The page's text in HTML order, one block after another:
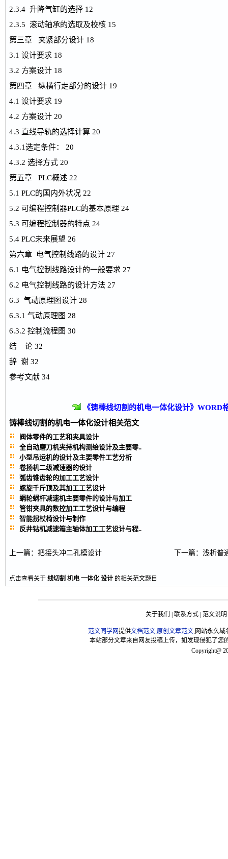
2.3.4 升降气缸的选择 12
2.3.5 滚动轴承的选取及校核 15
第三章 夹紧部分设计 18
3.1 设计要求 18
3.2 方案设计 18
第四章 纵横行走部分的设计 19
4.1 设计要求 19
4.2 方案设计 20
4.3 直线导轨的选择计算 20
4.3.1选定条件： 20
4.3.2 选择方式 20
第五章 PLC概述 22
5.1 PLC的国内外状况 22
5.2 可编程控制器PLC的基本原理 24
5.3 可编程控制器的特点 24
5.4 PLC未来展望 26
第六章 电气控制线路的设计 27
6.1 电气控制线路设计的一般要求 27
6.2 电气控制线路的设计方法 27
6.3 气动原理图设计 28
6.3.1 气动原理图 28
6.3.2 控制流程图 30
结 论 32
辞 谢 32
参考文献 34
《铸棒线切割的机电一体化设计》WORD
铸棒线切割的机电一体化设计相关范文
阀体零件的工艺和夹具设计
全自动磨刀机夹持机构测绘设计及主要零..
小型吊运机的设计及主要零件工艺分析
卷扬机二级减速器的设计
弧齿锥齿轮的加工工艺设计
螺旋千斤顶及其加工工艺设计
蜗轮蜗杆减速机主要零件的设计与加工
管钳夹具的数控加工工艺设计与编程
智能拐杖椅设计与制作
反井钻机减速箱主轴体加工工艺设计与程..
上一篇 ： 把接头冲二孔模设计 下一篇 ： 浅析普
点击查看关于 线切割 机电 一体化 设计 的相关范文题目
关于我们 联系方式 范文说明
范文同学网提供文档范文,原创文章范文,网站永久域
本站部分文章来自网友投稿上传，如发现侵犯了您
Copyright@